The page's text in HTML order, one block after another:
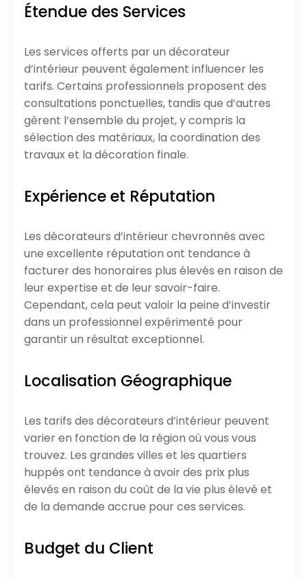
Étendue des Services
Les services offerts par un décorateur
d’intérieur peuvent également influencer les
tarifs. Certains professionnels proposent des
consultations ponctuelles, tandis que d’autres
gèrent l’ensemble du projet, y compris la
sélection des matériaux, la coordination des
travaux et la décoration finale.
Expérience et Réputation
Les décorateurs d’intérieur chevronnés avec
une excellente réputation ont tendance à
facturer des honoraires plus élevés en raison de
leur expertise et de leur savoir-faire.
Cependant, cela peut valoir la peine d’investir
dans un professionnel expérimenté pour
garantir un résultat exceptionnel.
Localisation Géographique
Les tarifs des décorateurs d’intérieur peuvent
varier en fonction de la région où vous vous
trouvez. Les grandes villes et les quartiers
huppés ont tendance à avoir des prix plus
élevés en raison du coût de la vie plus élevé et
de la demande accrue pour ces services.
Budget du Client